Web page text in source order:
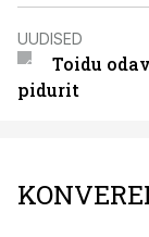
UUDISED
Toidu
pidurit